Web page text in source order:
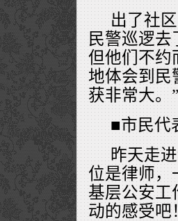
出了社
民警巡逻
但他们不约
地体会到民
获非常大。”
■市民代
昨天走
位是律师，
基层公安工
动的感受吧